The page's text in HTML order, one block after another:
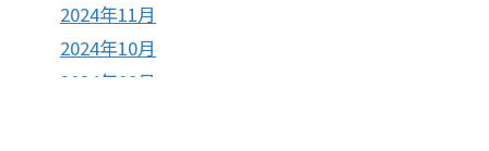
2024年11月
2024年10月
2024年09月